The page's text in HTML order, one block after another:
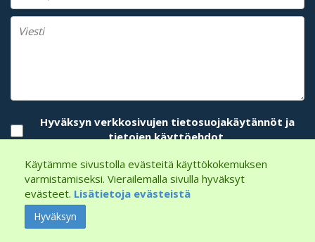
Hyväksyn verkkosivujen tietosuojakäytännöt ja
tietojen käyttöehdot.
LÄHETÄ
Käytämme sivustolla evästeitä käyttökokemuksen
varmistamiseksi. Vierailemalla sivulla hyväksyt
evästeet. Lisätietoja evästeistä